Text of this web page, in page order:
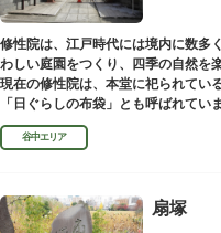
修性院は、江戸時代には境内に数多
わしい庭園をつくり、四季の自然を
現在の修性院は、本堂に祀られてい
「日ぐらしの布袋」とも呼ばれて
まった、という言い伝えです。
谷中エリア
扇塚